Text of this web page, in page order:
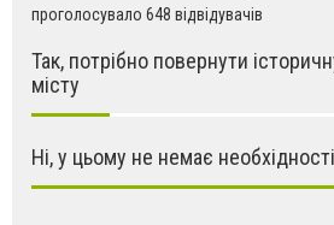
проголосувало 648 відвідувачів
Так, потрібно повернути
місту
Ні, у цьому не немає необхідності